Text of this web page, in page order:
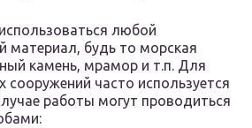
любой
материал, будь то морская
камень, мрамор и т.п. Для
сооружений часто используется
работы могут проводиться